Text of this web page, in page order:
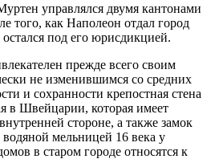
управлялся двумя кантонами
того, как Наполеон отдал город
остался под его юрисдикцией.
прежде всего своим
не изменившимся со средних
и сохранности крепостная стена
в Швейцарии, которая имеет
стороне, а также замок
мельницей 16 века у
в старом городе относятся к